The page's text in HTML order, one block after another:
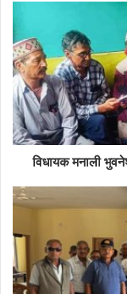
विधायक मनाली